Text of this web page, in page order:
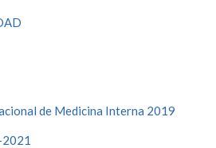
de Medicina Interna 2019
2021